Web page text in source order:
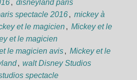
, disneyland paris
spectacle 2016, mickey à
et le magicien, Mickey et le
et le magicien
le magicien avis, Mickey et le
, walt Disney Studios
spectacle